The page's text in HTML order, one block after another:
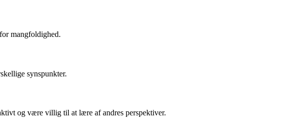
mangfoldighed.
synspunkter.
og være villig til at lære af andres perspektiver.